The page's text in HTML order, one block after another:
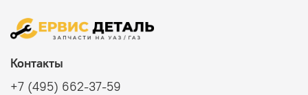
Контакты
+7 (495) 662-37-59